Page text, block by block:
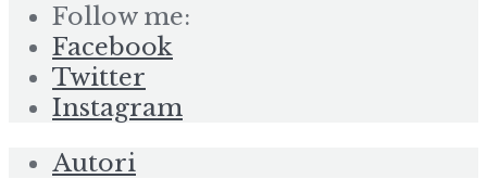
Follow me:
Facebook
Twitter
Instagram
Autori